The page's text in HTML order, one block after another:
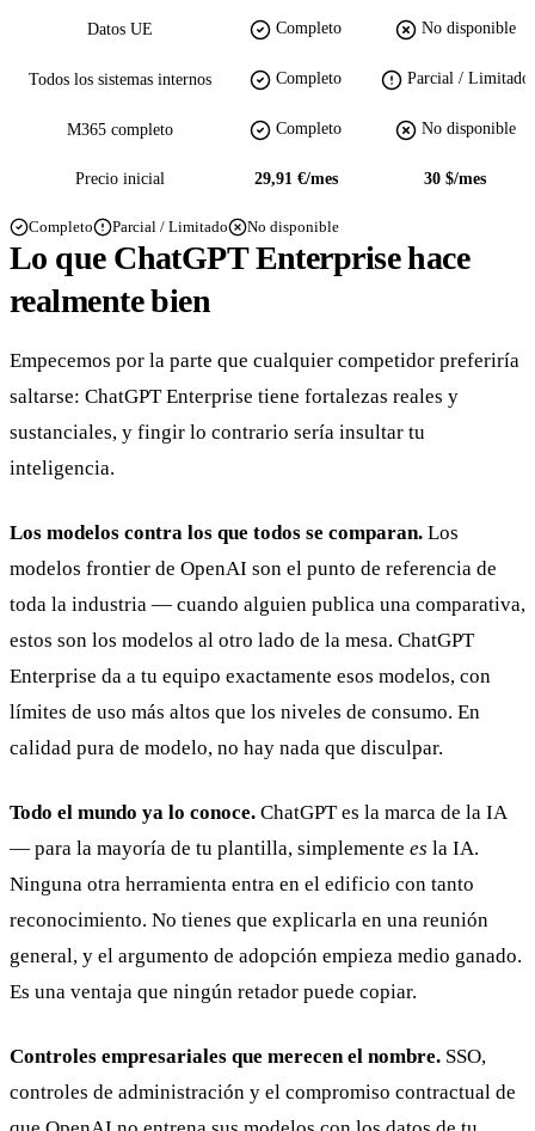
Datos UE Completo No disponible
Todos los sistemas internos Completo Parcial / Limitado
M365 completo Completo No disponible
Precio inicial 29,91 €/mes 30 $/mes
Completo Parcial / Limitado No disponible
Lo que ChatGPT Enterprise hace
realmente bien
Empecemos por la parte que cualquier competidor preferiría
saltarse: ChatGPT Enterprise tiene fortalezas reales y
sustanciales, y fingir lo contrario sería insultar tu
inteligencia.
Los modelos contra los que todos se comparan. Los
modelos frontier de OpenAI son el punto de referencia de
toda la industria — cuando alguien publica una comparativa,
estos son los modelos al otro lado de la mesa. ChatGPT
Enterprise da a tu equipo exactamente esos modelos, con
límites de uso más altos que los niveles de consumo. En
calidad pura de modelo, no hay nada que disculpar.
Todo el mundo ya lo conoce. ChatGPT es la marca de la IA
— para la mayoría de tu plantilla, simplemente es la IA.
Ninguna otra herramienta entra en el edificio con tanto
reconocimiento. No tienes que explicarla en una reunión
general, y el argumento de adopción empieza medio ganado.
Es una ventaja que ningún retador puede copiar.
Controles empresariales que merecen el nombre. SSO,
controles de administración y el compromiso contractual de